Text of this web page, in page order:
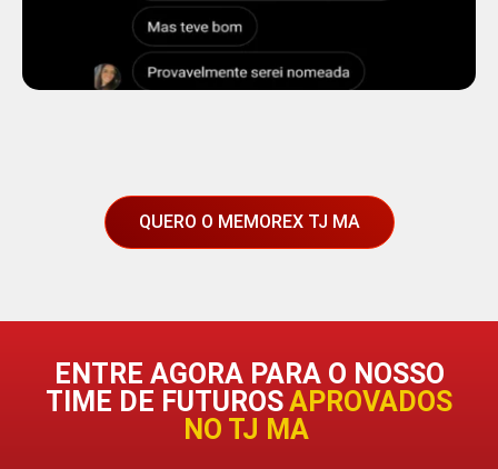
QUERO O MEMOREX TJ MA
ENTRE AGORA PARA O NOSSO
TIME DE FUTUROSAPROVADOS
NO TJ MA